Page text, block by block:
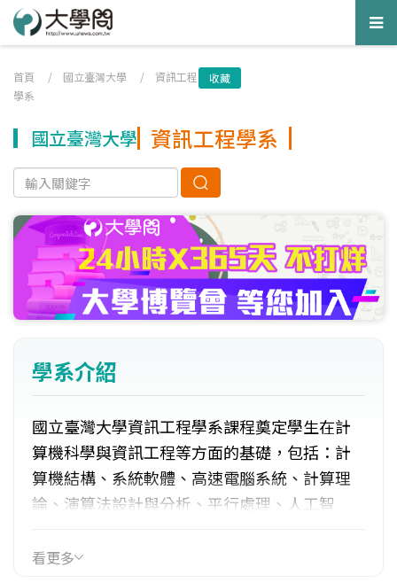
首頁 / 國立臺灣大學 / 資訊工程
學系
收藏
國立臺灣大學 資訊工程學系
學系介紹
國立臺灣大學資訊工程學系課程奠定學生在計
算機科學與資訊工程等方面的基礎，包括：計
算機結構、系統軟體、高速電腦系統、計算理
論、演算法設計與分析、平行處理、人工智
像處理、數位訊號處理、機器人學、電腦視
看更多